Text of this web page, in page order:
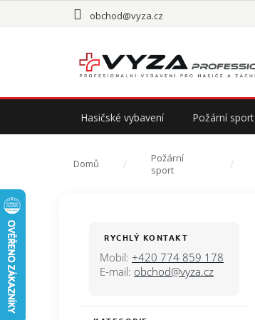
obchod@vyza.cz
Hasičské vybavení Požární sport
Domů
Požární
sport
RYCHLÝ KONTAKT
Mobil: +420 774 859 178
E-mail: obchod@vyza.cz